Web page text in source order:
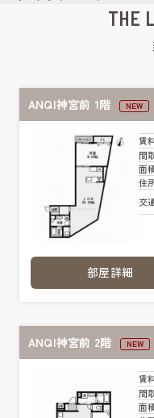
THE
ANQI神宮前 1階 NEW
賃
間
面
住
交
部屋詳細
ANQI神宮前 2階 NEW
賃
間
面